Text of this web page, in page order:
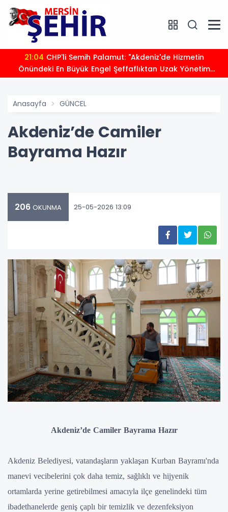
21:04
Önündeki En Büyük Engel Şeffaflıktan Uzak Yönetim
Anlayışıdır"
Anasayfa GÜNCEL
Akdeniz’de Camiler
Bayrama Hazır
206 OKUNMA 25-05-2026 13:09
Akdeniz’de Camiler Bayrama Hazır
Akdeniz Belediyesi, vatandaşların yaklaşan Kurban Bayramı'nda
manevi vecibelerini çok daha temiz, sağlıklı ve hijyenik
ortamlarda yerine getirebilmesi amacıyla ilçe genelindeki tüm
ibadethanelerde geniş çaplı bir temizlik ve dezenfeksiyon